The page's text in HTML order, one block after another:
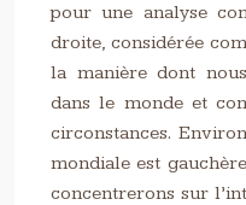
pour une analyse
droite, considérée
la manière dont
dans le monde et
circonstances.
mondiale est
concentrerons sur